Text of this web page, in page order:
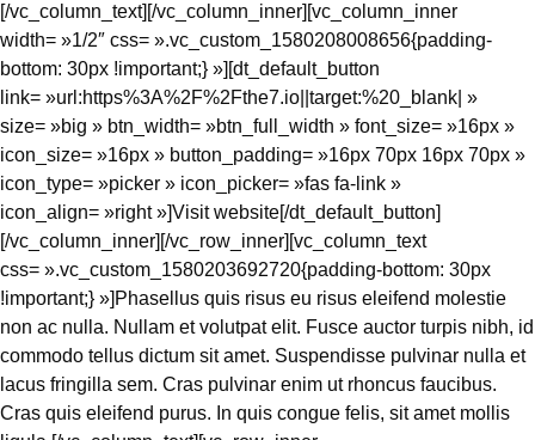
[/vc_column_text][/vc_column_inner][vc_column_inner
width= »1/2″ css= ».vc_custom_1580208008656{padding-
bottom: 30px !important;} »][dt_default_button
link= »url:https%3A%2F%2Fthe7.io||target:%20_blank| »
size= »big » btn_width= »btn_full_width » font_size= »16px »
icon_size= »16px » button_padding= »16px 70px 16px 70px »
icon_type= »picker » icon_picker= »fas fa-link »
icon_align= »right »]Visit website[/dt_default_button]
[/vc_column_inner][/vc_row_inner][vc_column_text
css= ».vc_custom_1580203692720{padding-bottom: 30px
!important;} »]Phasellus quis risus eu risus eleifend molestie
non ac nulla. Nullam et volutpat elit. Fusce auctor turpis nibh, id
commodo tellus dictum sit amet. Suspendisse pulvinar nulla et
lacus fringilla sem. Cras pulvinar enim ut rhoncus faucibus.
Cras quis eleifend purus. In quis congue felis, sit amet mollis